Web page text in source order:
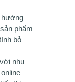
hướng
phẩm
bỏ
nhu